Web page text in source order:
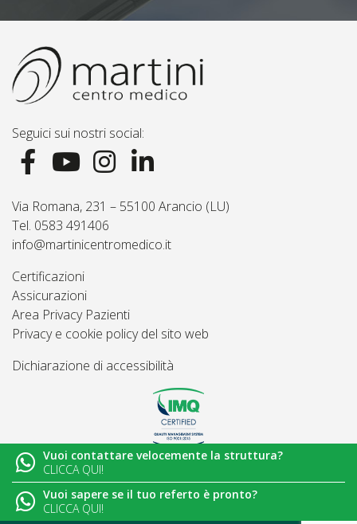
Seguici sui nostri social:
Via Romana, 231 – 55100 Arancio (LU)
Tel. 0583 491406
info@martinicentromedico.it
Certificazioni
Assicurazioni
Area Privacy Pazienti
Privacy e cookie policy del sito web
Dichiarazione di accessibilità
© 2026Martini Centro Medico - Lucca
Vuoi contattare velocemente la struttura?
CLICCA QUI!
Vuoi sapere se il tuo referto è pronto?
CLICCA QUI!